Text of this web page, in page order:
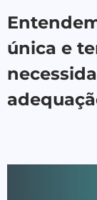
única e